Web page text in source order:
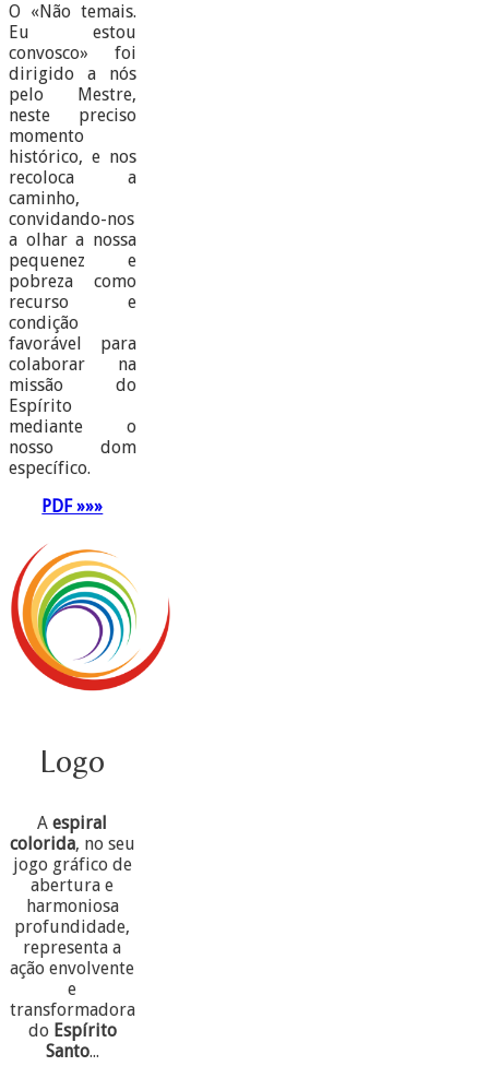
O «Não temais.
Eu estou
convosco» foi
dirigido a nós
pelo Mestre,
neste preciso
momento
histórico, e nos
recoloca a
caminho,
convidando-nos
a olhar a nossa
pequenez e
pobreza como
recurso e
condição
favorável para
colaborar na
missão do
Espírito
mediante o
nosso dom
específico.
PDF »»»
Logo
Aespiral
colorida, no seu
jogo gráfico de
abertura e
harmoniosa
profundidade,
representa a
ação envolvente
e
transformadora
do Espírito
Santo...